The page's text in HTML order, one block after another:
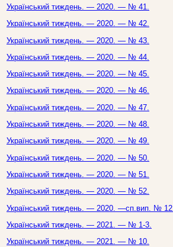
Український тиждень. — 2020. — № 41.
Український тиждень. — 2020. — № 42.
Український тиждень. — 2020. — № 43.
Український тиждень. — 2020. — № 44.
Український тиждень. — 2020. — № 45.
Український тиждень. — 2020. — № 46.
Український тиждень. — 2020. — № 47.
Український тиждень. — 2020. — № 48.
Український тиждень. — 2020. — № 49.
Український тиждень. — 2020. — № 50.
Український тиждень. — 2020. — № 51.
Український тиждень. — 2020. — № 52.
Український тиждень. — 2020. —сп.вип. № 12.
Український тиждень. — 2021. — № 1-3.
Український тиждень. — 2021. — № 10.